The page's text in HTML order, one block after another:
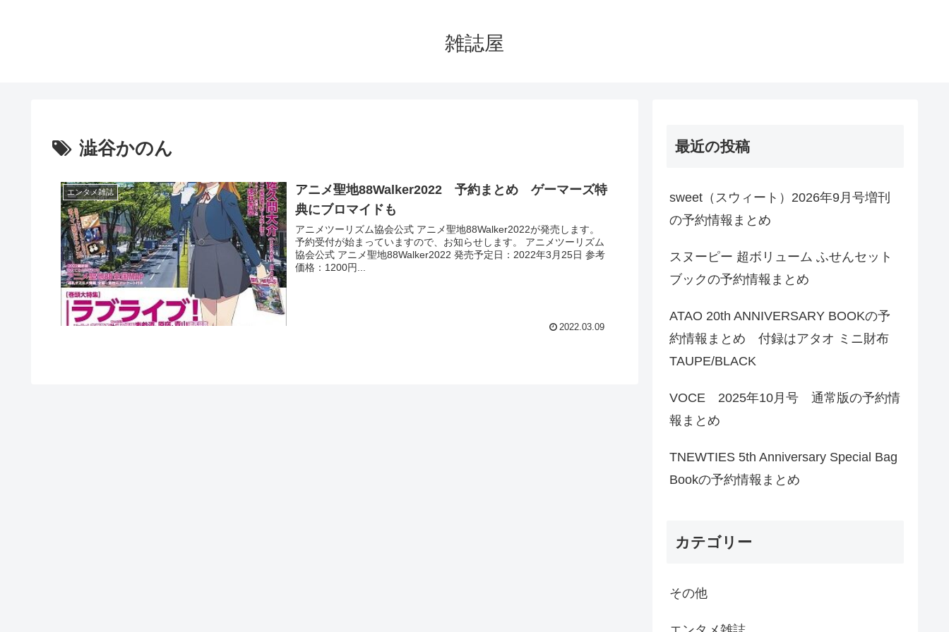
雑誌屋
澁谷かのん
エンタメ雑誌
アニメ聖地88Walker2022 予約まとめ ゲーマーズ特
典にブロマイドも
アニメツーリズム協会公式 アニメ聖地88Walker2022が発売します。
予約受付が始まっていますので、お知らせします。 アニメツーリズム
協会公式 アニメ聖地88Walker2022 発売予定日：2022年3月25日 参考
価格：1200円...
2022.03.09
最近の投稿
sweet（スウィート）2026年9月号増刊
の予約情報まとめ
スヌーピー 超ボリューム ふせんセット
ブックの予約情報まとめ
ATAO 20th ANNIVERSARY BOOKの予
約情報まとめ 付録はアタオ ミニ財布
TAUPE/BLACK
VOCE 2025年10月号 通常版の予約情
報まとめ
TNEWTIES 5th Anniversary Special Bag
Bookの予約情報まとめ
カテゴリー
その他